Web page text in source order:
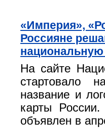
«Империя»,
Россияне
На сайте
стартовало
название и
карты
объявлен в